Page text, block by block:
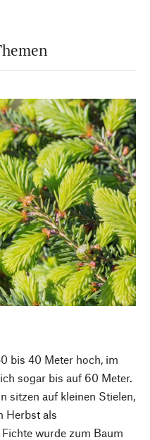
bis 40 Meter hoch, im
sogar bis auf 60 Meter.
sitzen auf kleinen Stielen,
Herbst als
Fichte wurde zum Baum